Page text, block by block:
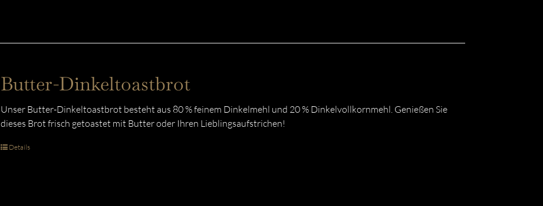
Butter-Dinkeltoastbrot
Unser Butter-Dinkeltoastbrot besteht aus 80 % feinem Dinkelmehl und 20 % Dinkelvollkornmehl. Genießen Sie
dieses Brot frisch getoastet mit Butter oder Ihren Lieblingsaufstrichen!
Details